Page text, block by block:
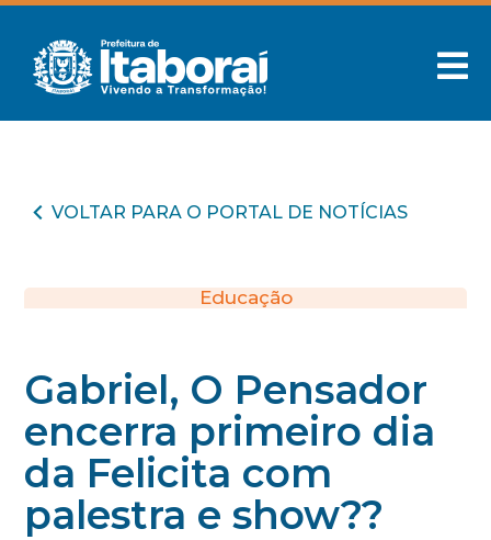
VOLTAR PARA O PORTAL DE NOTÍCIAS
Educação
Gabriel, O Pensador
encerra primeiro dia
da Felicita com
palestra e show??